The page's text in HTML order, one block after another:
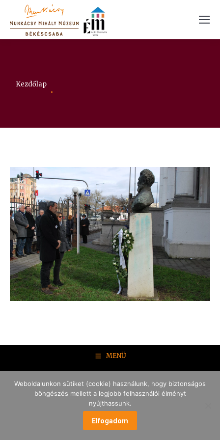
Itt vagy:
Kezdőlap
MENÜ
Weboldalunkon sütiket (cookie) használunk, hogy biztonságos
böngészés mellett a legjobb felhasználói élményt
nyújthassunk.
Elfogadom